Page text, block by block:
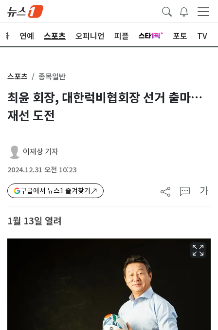
화 연예 스포츠 오피니언 피플 포토 TV
스포츠 종목일반
최윤 회장, 대한럭비협회장 선거 출마…
재선 도전
이재상 기자
2024.12.31 오전 10:23
구글에서 뉴스1 즐겨찾기 가
1월 13일 열려